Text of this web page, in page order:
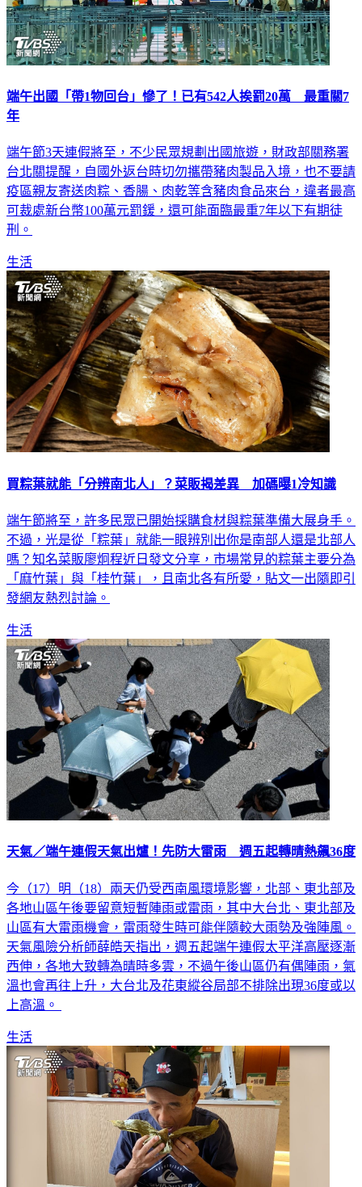
端午出國「帶1物回台」慘了！已有542人挨罰20萬 最重關7
年
端午節3天連假將至，不少民眾規劃出國旅遊，財政部關務署
台北關提醒，自國外返台時切勿攜帶豬肉製品入境，也不要請
疫區親友寄送肉粽、香腸、肉乾等含豬肉食品來台，違者最高
可裁處新台幣100萬元罰鍰，還可能面臨最重7年以下有期徒
刑。
生活
買粽葉就能「分辨南北人」？菜販揭差異 加碼曝1冷知識
端午節將至，許多民眾已開始採購食材與粽葉準備大展身手。
不過，光是從「粽葉」就能一眼辨別出你是南部人還是北部人
嗎？知名菜販廖炯程近日發文分享，市場常見的粽葉主要分為
「麻竹葉」與「桂竹葉」，且南北各有所愛，貼文一出隨即引
發網友熱烈討論。
生活
天氣／端午連假天氣出爐！先防大雷雨 週五起轉晴熱飆36度
今（17）明（18）兩天仍受西南風環境影響，北部、東北部及
各地山區午後要留意短暫陣雨或雷雨，其中大台北、東北部及
山區有大雷雨機會，雷雨發生時可能伴隨較大雨勢及強陣風。
天氣風險分析師薛皓天指出，週五起端午連假太平洋高壓逐漸
西伸，各地大致轉為晴時多雲，不過午後山區仍有偶陣雨，氣
溫也會再往上升，大台北及花東縱谷局部不排除出現36度或以
上高溫。
生活